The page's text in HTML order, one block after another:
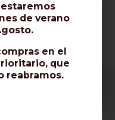
de verano
en el
que
reabramos.